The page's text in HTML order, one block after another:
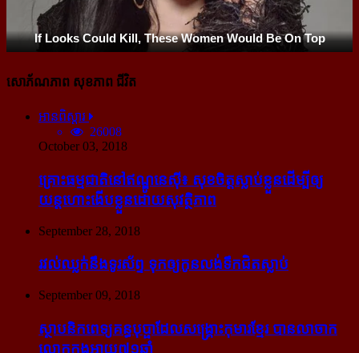
សោភ័ណភាព សុខភាព ជីវិត
អានពិស្ដារ
26008
October 03, 2018
គ្រោះធម្មជាតិនៅឥណ្ឌូនេស៊ី៖ សុខចិត្ត​ស្លាប់​ខ្លួន​ដើម្បី​ឲ្យ​
យន្ដហោះ​ងើប​ខ្លួន​ដោយ​សុវត្ថិភាព
September 28, 2018
រវល់​ឈ្លក់​នឹង​ទូរស័ព្ទ ទុក​ឲ្យ​កូន​លង់​ទឹក​ជិត​ស្លាប់
September 09, 2018
ស្ថាបនិក​ពេទ្យ​គន្ធបុប្ផា​ដែល​សង្គ្រោះ​កុមារ​ខ្មែរ​ បាន​លាចាក​
លោក​ក្នុង​អាយុ​៧១ឆ្នាំ